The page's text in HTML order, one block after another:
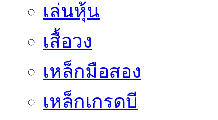
เล่นหุ้น
เสื้อวง
เหล็กมือสอง
เหล็กเกรดบี